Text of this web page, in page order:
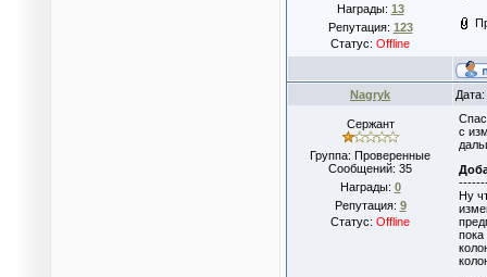
Награды: 13
Репутация: 123
Статус: Offline
Nagryk
Сержант
Группа: Проверенные
Сообщений: 35
Награды: 0
Репутация: 9
Статус: Offline
с
Ну
пока